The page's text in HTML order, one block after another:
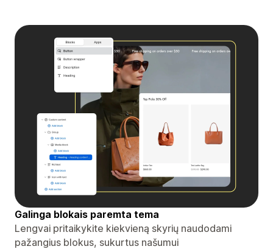
Galinga blokais paremta tema
Lengvai pritaikykite kiekvieną skyrių naudodami
pažangius blokus, sukurtus našumui